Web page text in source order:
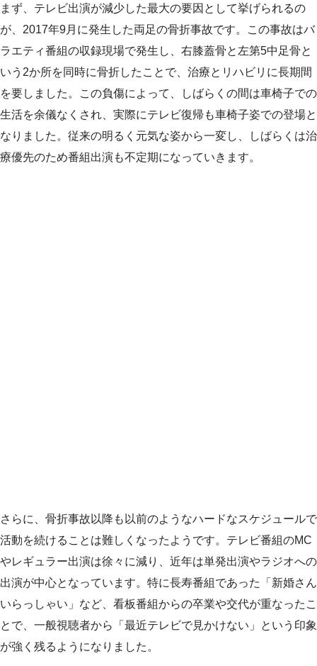
まず、テレビ出演が減少した最大の要因として挙げられるの
が、2017年9月に発生した両足の骨折事故です。この事故はバ
ラエティ番組の収録現場で発生し、右膝蓋骨と左第5中足骨と
いう2か所を同時に骨折したことで、治療とリハビリに長期間
を要しました。この負傷によって、しばらくの間は車椅子での
生活を余儀なくされ、実際にテレビ復帰も車椅子姿での登場と
なりました。従来の明るく元気な姿から一変し、しばらくは治
療優先のため番組出演も不定期になっていきます。
さらに、骨折事故以降も以前のようなハードなスケジュールで
活動を続けることは難しくなったようです。テレビ番組のMC
やレギュラー出演は徐々に減り、近年は単発出演やラジオへの
出演が中心となっています。特に長寿番組であった「新婚さん
いらっしゃい」など、看板番組からの卒業や交代が重なったこ
とで、一般視聴者から「最近テレビで見かけない」という印象
が強く残るようになりました。